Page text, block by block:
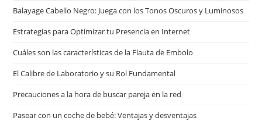
Balayage Cabello Negro: Juega con los Tonos Oscuros y Luminosos
Estrategias para Optimizar tu Presencia en Internet
Cuáles son las características de la Flauta de Embolo
El Calibre de Laboratorio y su Rol Fundamental
Precauciones a la hora de buscar pareja en la red
Pasear con un coche de bebé: Ventajas y desventajas